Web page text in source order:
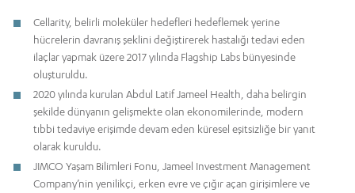
Cellarity, belirli moleküler hedefleri hedeflemek yerine
hücrelerin davranış şeklini değiştirerek hastalığı tedavi eden
ilaçlar yapmak üzere 2017 yılında Flagship Labs bünyesinde
oluşturuldu.
2020 yılında kurulan Abdul Latif Jameel Health, daha belirgin
şekilde dünyanın gelişmekte olan ekonomilerinde, modern
tıbbi tedaviye erişimde devam eden küresel eşitsizliğe bir yanıt
olarak kuruldu.
JIMCO Yaşam Bilimleri Fonu, Jameel Investment Management
Company’nin yenilikçi, erken evre ve çığır açan girişimlere ve